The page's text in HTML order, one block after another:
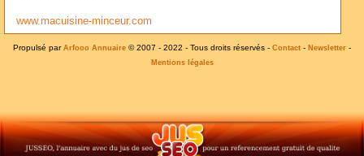
www.macuisine-minceur.com
Propulsé par Arfooo Annuaire © 2007 - 2022 - Tous droits réservés - Contact - Newsletter -
Mentions légales